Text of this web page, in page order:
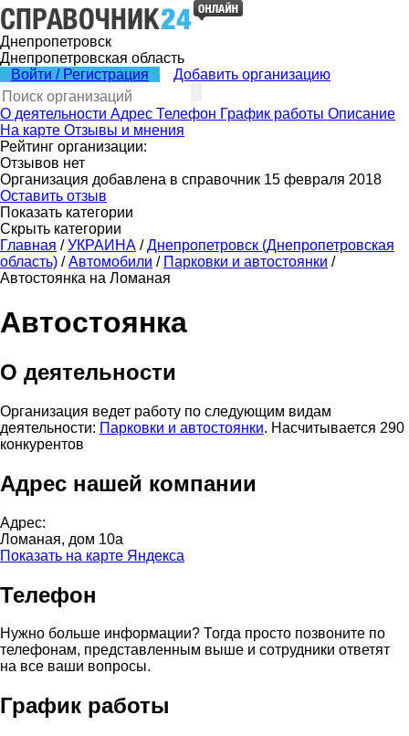
Днепропетровск
Днепропетровская область
Войти / Регистрация
Добавить организацию
О деятельности Адрес Телефон График работы Описание
На карте Отзывы и мнения
Рейтинг организации:
Отзывов нет
Организация добавлена в справочник 15 февраля 2018
Оставить отзыв
Показать категории
Скрыть категории
Главная / УКРАИНА / Днепропетровск (Днепропетровская
область) / Автомобили / Парковки и автостоянки /
Автостоянка на Ломаная
Автостоянка
О деятельности
Организация ведет работу по следующим видам
деятельности: Парковки и автостоянки. Насчитывается 290
конкурентов
Адрес нашей компании
Адрес:
Ломаная, дом 10а
Показать на карте Яндекса
Телефон
Нужно больше информации? Тогда просто позвоните по
телефонам, представленным выше и сотрудники ответят
на все ваши вопросы.
График работы